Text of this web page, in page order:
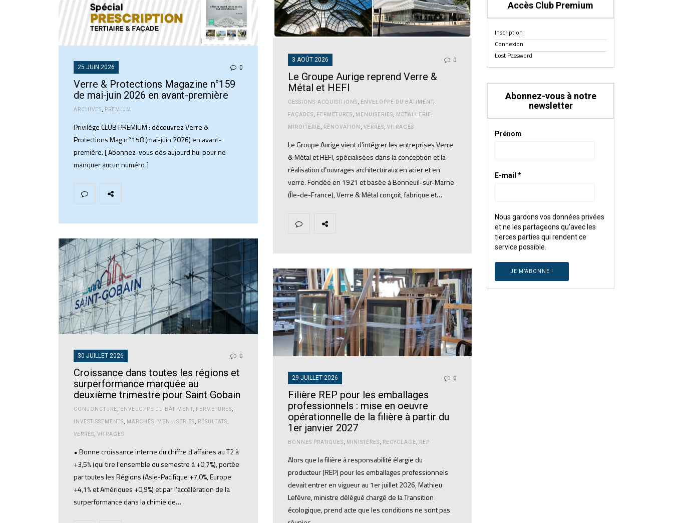
25 JUIN 2026 0
Verre & Protections Magazine n°159
de mai-juin 2026 en avant-première
ARCHIVES PREMIUM
Privilège CLUB PREMIUM : découvrez Verre &
Protections Mag n°158 (mai-juin 2026) en avant-
première. [ Abonnez-vous dès aujourd’hui pour ne
manquer aucun numéro ]
3 AOÛT 2026 0
Le Groupe Aurige reprend Verre &
Métal et HEFI
CESSIONS-ACQUISITIONS, ENVELOPPE DU BÂTIMENT,
FAÇADES, FERMETURES, MENUISERIES, MÉTALLERIE,
MIROITERIE, RÉNOVATION , VERRES, VITRAGES
Le Groupe Aurige vient d’intégrer les entreprises Verre
& Métal et HEFI, spécialisées dans la conception et la
réalisation d’ouvrages architecturaux en acier et en
verre. Fondée en 1921 et basée à Bonneuil-sur-Marne
(Île-de-France), Verre & Métal conçoit, fabrique et…
30 JUILLET 2026 0
Croissance dans toutes les régions et
surperformance marquée au
deuxième trimestre pour Saint Gobain
CONJONCTURE ENVELOPPE DU BÂTIMENT FERMETURES
INVESTISSEMENTS MARCHÉS MENUISERIES RÉSULTATS
VERRES VITRAGES
• Bonne croissance interne du chiffre d’affaires au T2 à
+3,5% (qui tire l’ensemble du semestre à +0,7%), portée
par toutes les Régions (Asie-Pacifique +7,0%, Europe
+4,1% et Amériques +0,9%) et par l’accélération de la
surperformance dans la chimie de…
29 JUILLET 2026 0
Filière REP pour les emballages
professionnels : mise en oeuvre
opérationnelle de la filière à partir du
1er janvier 2027
BONNES PRATIQUES MINISTÈRES RECYCLAGE REP
Alors que la filière à responsabilité élargie du
producteur (REP) pour les emballages professionnels
devait entrer en vigueur au 1er juillet 2026, Mathieu
Lefèvre, ministre délégué chargé de la Transition
écologique, prend acte que les conditions ne sont pas
Accès Club Premium
Inscription
Connexion
Lost Password
Abonnez-vous à notre
newsletter
Prénom
E-mail *
Nous gardons vos données privées
et ne les partageons qu’avec les
tierces parties qui rendent ce
service possible.